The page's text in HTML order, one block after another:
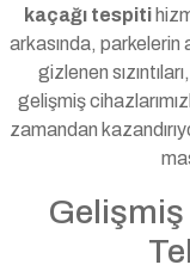
kaçağı tespiti
arkasında, parkelerin
gizlenen
gelişmiş
zamandan
Gelişmiş